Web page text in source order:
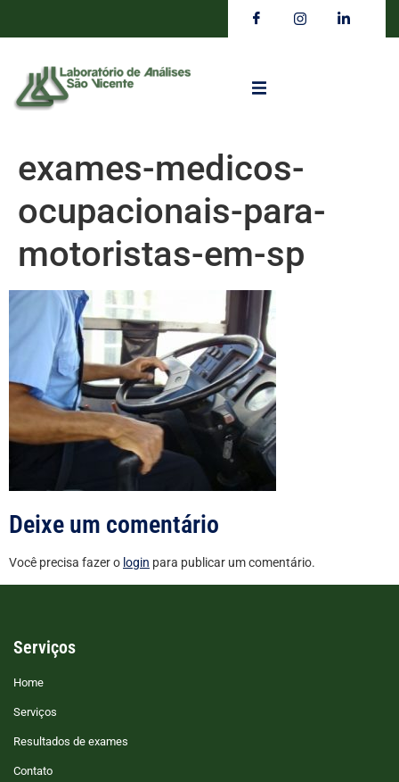
exames-medicos-
ocupacionais-para-
motoristas-em-sp
Deixe um comentário
Você precisa fazer o login para publicar um comentário.
Serviços
Home
Serviços
Resultados de exames
Contato